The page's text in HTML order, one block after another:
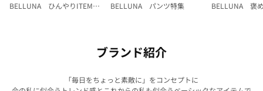
BELLUNA ひんやりITEM特
BELLUNA パンツ特集
BELLUNA 褒
ブランド紹介
「毎日をちょっと素敵に」をコンセプトに